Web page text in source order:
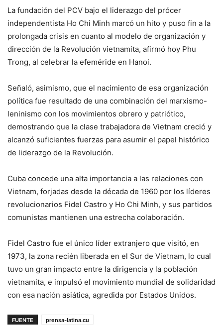
La fundación del PCV bajo el liderazgo del prócer
independentista Ho Chi Minh marcó un hito y puso fin a la
prolongada crisis en cuanto al modelo de organización y
dirección de la Revolución vietnamita, afirmó hoy Phu
Trong, al celebrar la efeméride en Hanoi.
Señaló, asimismo, que el nacimiento de esa organización
política fue resultado de una combinación del marxismo-
leninismo con los movimientos obrero y patriótico,
demostrando que la clase trabajadora de Vietnam creció y
alcanzó suficientes fuerzas para asumir el papel histórico
de liderazgo de la Revolución.
Cuba concede una alta importancia a las relaciones con
Vietnam, forjadas desde la década de 1960 por los líderes
revolucionarios Fidel Castro y Ho Chi Minh, y sus partidos
comunistas mantienen una estrecha colaboración.
Fidel Castro fue el único líder extranjero que visitó, en
1973, la zona recién liberada en el Sur de Vietnam, lo cual
tuvo un gran impacto entre la dirigencia y la población
vietnamita, e impulsó el movimiento mundial de solidaridad
con esa nación asiática, agredida por Estados Unidos.
FUENTE prensa-latina.cu